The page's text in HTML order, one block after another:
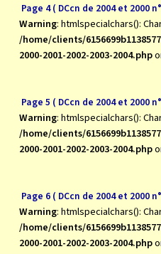
Page 4 ( DCcn de 2004 et 2000
Warning: htmlspecialchars():
/home/clients/
2000-2001-2002-2003-2004.php
Page 5 ( DCcn de 2004 et 2000
Warning: htmlspecialchars():
/home/clients/
2000-2001-2002-2003-2004.php
Page 6 ( DCcn de 2004 et 2000
Warning: htmlspecialchars():
/home/clients/
2000-2001-2002-2003-2004.php